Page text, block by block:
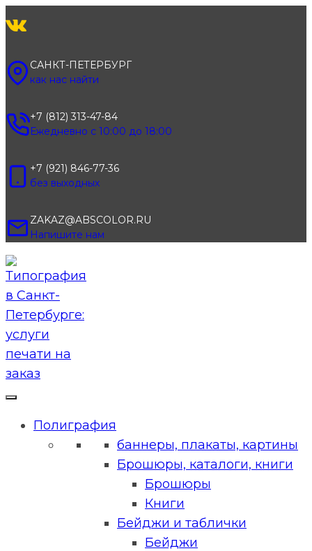
к
САНКТ-ПЕТЕРБУРГ
как нас найти
+7 (812) 313-47-84
Ежедневно с 10:00 до 18:00
+7 (921) 846-77-36
без выходных
ZAKAZ@ABSCOLOR.RU
Напишите нам
Полиграфия
баннеры, плакаты, картины
Брошюры, каталоги, книги
Брошюры
Книги
Бейджи и таблички
Бейджи